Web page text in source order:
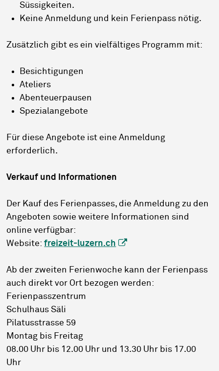
Süssigkeiten.
Keine Anmeldung und kein Ferienpass nötig.
Zusätzlich gibt es ein vielfältiges Programm mit:
Besichtigungen
Ateliers
Abenteuerpausen
Spezialangebote
Für diese Angebote ist eine Anmeldung
erforderlich.
Verkauf und Informationen
Der Kauf des Ferienpasses, die Anmeldung zu den
Angeboten sowie weitere Informationen sind
online verfügbar:
Website:freizeit-luzern.ch
Ab der zweiten Ferienwoche kann der Ferienpass
auch direkt vor Ort bezogen werden:
Ferienpasszentrum
Schulhaus Säli
Pilatusstrasse 59
Montag bis Freitag
08.00 Uhr bis 12.00 Uhr und 13.30 Uhr bis 17.00
Uhr